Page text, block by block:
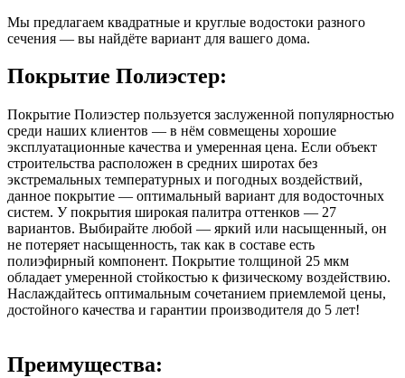
Мы предлагаем квадратные и круглые водостоки разного
сечения ― вы найдёте вариант для вашего дома.
Покрытие Полиэстер:
Покрытие Полиэстер пользуется заслуженной популярностью
среди наших клиентов — в нём совмещены хорошие
эксплуатационные качества и умеренная цена. Если объект
строительства расположен в средних широтах без
экстремальных температурных и погодных воздействий,
данное покрытие — оптимальный вариант для водосточных
систем. У покрытия широкая палитра оттенков — 27
вариантов. Выбирайте любой — яркий или насыщенный, он
не потеряет насыщенность, так как в составе есть
полиэфирный компонент. Покрытие толщиной 25 мкм
обладает умеренной стойкостью к физическому воздействию.
Наслаждайтесь оптимальным сочетанием приемлемой цены,
достойного качества и гарантии производителя до 5 лет!
Преимущества: